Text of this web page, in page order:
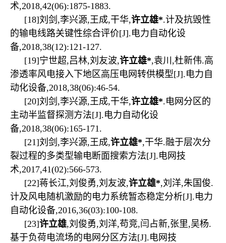
术,2018,42(06):1875-1883.
[18]刘剑 ,李兴源,王成,干华,许立雄*.计及抗毁性
的输电线路关键性综合评价[J].电力自动化设
备,2018,38(12):121-127.
[19]宁世超, 吕林,刘友波,许立雄*,袁川 ,杜新伟.高
渗透率风电接入下地区高压电网转供模型[J].电力自
动化设备,2018,38(06):46-54.
[20]刘剑 ,李兴源,王成,干华,许立雄*.电网分区的
主动半监督探测方法[J].电力自动化设
备,2018,38(06):165-171.
[21]刘剑 ,李兴源,王成,许立雄*,干华.融于层次分
裂过程的多类型输电断面搜索方法[J].电网技
术,2017,41(02):566-573.
[22]蒋长江,刘俊勇,刘友波,许立雄*,刘洋,朱国俊.
计及风电随机激励的电力系统暂态稳定分析[J].电力
自动化设备,2016,36(03):100-108.
[23]许立雄,刘俊勇,刘洋,苟竞,闫占新,张里,吴杨.
基于负荷电流场的电网分区方法[J].电网技